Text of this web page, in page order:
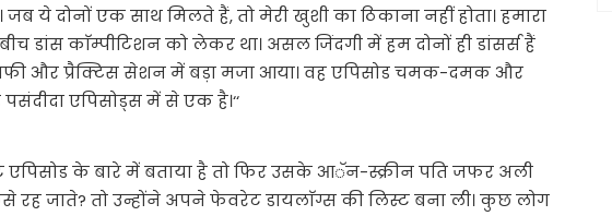
जब ये दोनों एक साथ मिलते हैं, तो मेरी खुशी का ठिकाना नहीं होता। हमारा
डांस काॅम्पीटिशन को लेकर था। असल जिंदगी में हम दोनों ही डांसर्स हैं
और प्रैक्टिस सेशन में बड़ा मजा आया। वह एपिसोड चमक-दमक और
एपिसोड्स में से एक है।‘‘
के बारे में बताया है तो फिर उसके आॅन-स्क्रीन पति जफर अली
रह जाते? तो उन्होंने अपने फेवरेट डायलाॅग्स की लिस्ट बना ली। कुछ लोग